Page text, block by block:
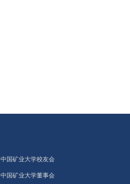
中国矿业大学校友会
中国矿业大学董事会